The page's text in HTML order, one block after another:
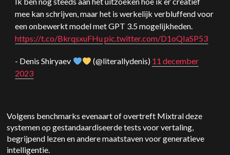
mee kan schrijven, maar het is werkelijk verbluffend voor
een onbewerkt model met GPT 3.5 mogelijkheden.
https://t.co/BkrqsxuFHupic.twitter.com/D1oQIaSP53
- Denis Shiryaev (@literallydenis) 11 december
2023
Volgens benchmarks evenaart of overtreft Mixtral deze
systemen op gestandaardiseerde tests voor vertaling,
begrijpend lezen en andere maatstaven voor generatieve
intelligentie.